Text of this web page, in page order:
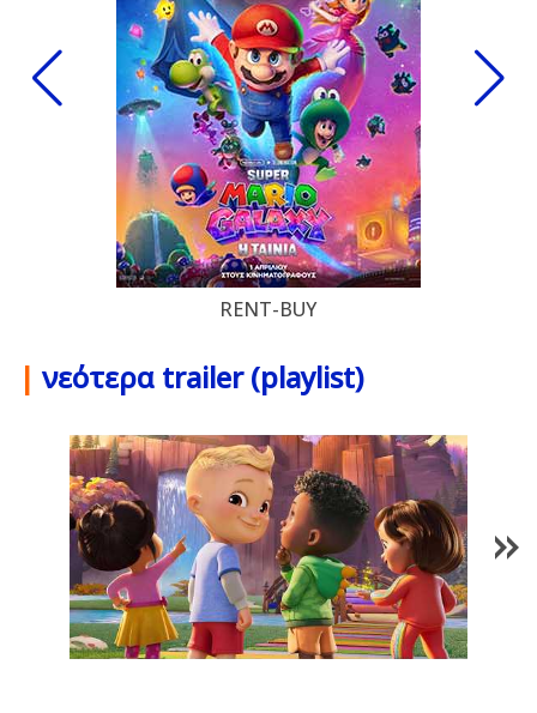
RENT-BUY
| νεότερα trailer (playlist)
1/85